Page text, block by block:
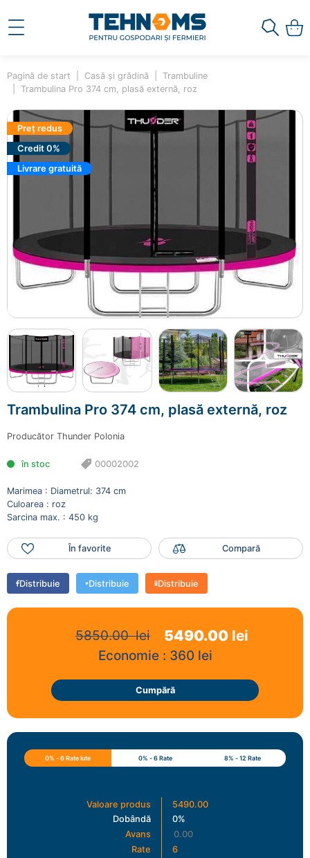
Pagină de start Casă și grădină
Trambuline
Trambulina Pro 374 cm, plasă externă, roz
Preț redus
Credit 0%
Livrare gratuită
Trambulina Pro 374 cm, plasă externă, roz
Producător Thunder Polonia
în stoc 00002002
Marimea : Diametrul: 374 cm
Culoarea : roz
Sarcina max. : 450 kg
În favorite Compară
Distribuie Distribuie Distribuie
5850.00lei 5490.00 lei
Economie : 360lei
Cumpără
Ai adăugat în coș ×
Trambulina Pro 374 cm, plasă
externă, roz
Mai adaugă produse
Finalizează comanda
0% - 6 Rate Iute 0% - 6 Rate 8% - 12 Rate
Valoare produs
5490.00
Dobândă
0%
Avans
Rate
6